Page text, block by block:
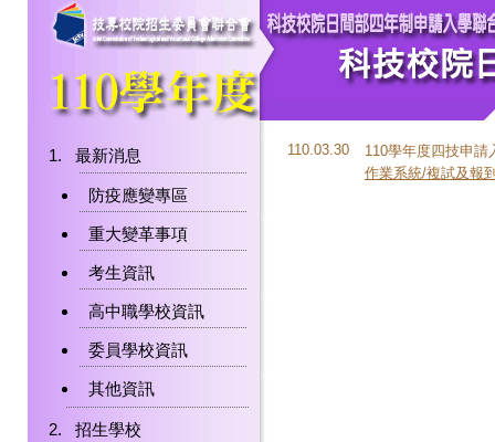
最新消息
防疫應變專區
重大變革事項
考生資訊
高中職學校資訊
委員學校資訊
其他資訊
招生學校
110.03.30
110學年度四技申請
作業系統/複試及報